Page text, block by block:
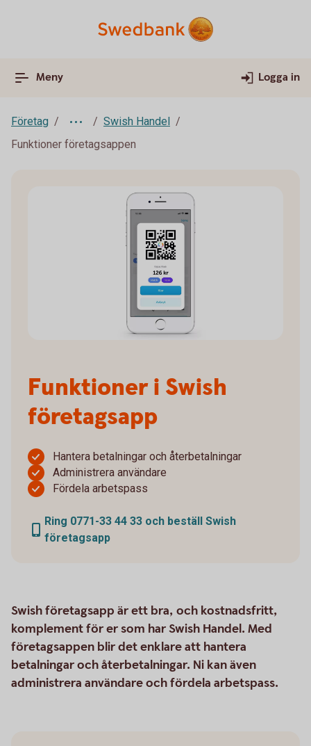
Meny Logga in
Företag
Swish Handel
Funktioner företagsappen
Funktioner i Swish
företagsapp
Hantera betalningar och återbetalningar
Administrera användare
Fördela arbetspass
Ring 0771-33 44 33 och beställ Swish
företagsapp
Swish företagsapp är ett bra, och kostnadsfritt,
komplement för er som har Swish Handel. Med
företagsappen blir det enklare att hantera
betalningar och återbetalningar. Ni kan även
administrera användare och fördela arbetspass.